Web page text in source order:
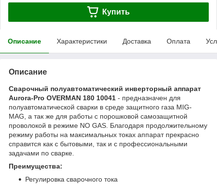
Купить
Описание Характеристики Доставка Оплата
Описание
Сварочный полуавтоматический инверторный аппарат
Aurora-Pro OVERMAN 180 10041 - предназначен для
полуавтоматической сварки в среде защитного газа MIG-
MAG, а так же для работы с порошковой самозащитной
проволокой в режиме NO GAS. Благодаря продолжительному
режиму работы на максимальных токах аппарат прекрасно
справится как с бытовыми, так и с профессиональными
задачами по сварке.
Преимущества:
Регулировка сварочного тока